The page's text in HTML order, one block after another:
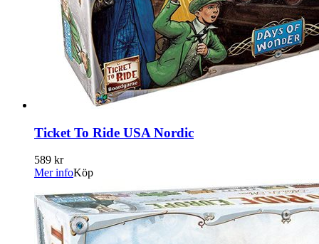
Ticket To Ride USA Nordic
589 kr
Mer infoKöp